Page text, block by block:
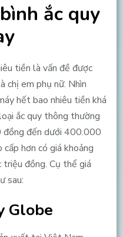
ắc quy
tiền là vấn đề được
chị em phụ nữ. Nhìn
hết bao nhiêu tiền khá
ắc quy thông thường
đến dưới 400.000
cấp hơn có giá khoảng
đồng. Cụ thể giá
sau:
Globe